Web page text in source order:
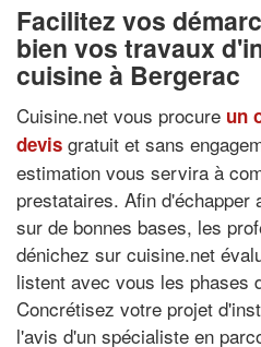
Facilitez vos
bien vos travaux
cuisine à Bergerac
Cuisine.net vous procure un
devis gratuit et sans
estimation vous servira à
prestataires. Afin
sur de bonnes bases, les
dénichez sur cuisine.net
listent avec vous les phases
Concrétisez votre projet
l'avis d'un spécialiste en